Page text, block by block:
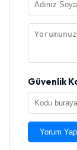
Güvenlik
Yorum Yap